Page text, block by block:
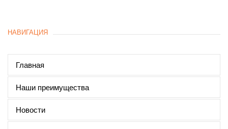
НАВИГАЦИЯ
Главная
Наши преимущества
Новости